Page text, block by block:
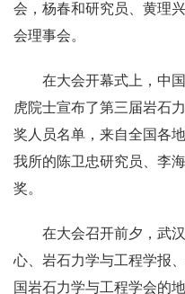
会，杨春和研究员、黄理
会理事会。
在大会开幕式上，中国
虎院士宣布了第三届岩石
奖人员名单，来自全国各
我所的陈卫忠研究员、李
奖。
在大会召开前夕，武汉
心、岩石力学与工程学报
国岩石力学与工程学会的